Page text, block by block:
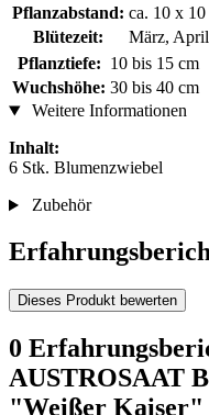
Pflanzabstand: ca. 10 x 10
Blütezeit:
März, April
Pflanztiefe: 10 bis 15 cm
Wuchshöhe: 30 bis 40 cm
Weitere Informationen
Inhalt:
6 Stk. Blumenzwiebel
Zubehör
Dieses Produkt bewerten
0
AUSTROSAAT
"Weißer Kaiser"